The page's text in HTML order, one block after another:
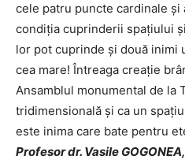
cele patru puncte cardinale
condiţia cuprinderii spaţiului
lor pot cuprinde şi două inimi
cea mare! Întreaga creaţie
Ansamblul monumental de la
tridimensională şi ca un
este inima care bate pentru
Profesor dr. Vasile